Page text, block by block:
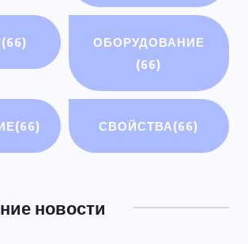
(66)
ОБОРУДОВАНИЕ
(66)
(66) СВОЙСТВА(66)
новости